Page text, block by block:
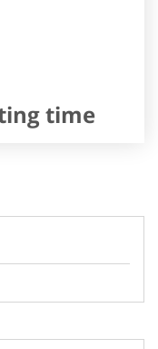
time